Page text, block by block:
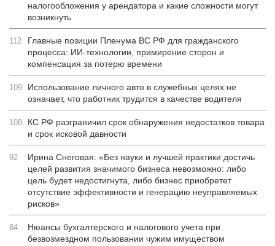
налогообложения у арендатора и какие сложности могут
возникнуть
112
Главные позиции Пленума ВС РФ для гражданского
процесса: ИИ-технологии, примирение сторон и
компенсация за потерю времени
109
Использование личного авто в служебных целях не
означает, что работник трудится в качестве водителя
108
КС РФ разграничил срок обнаружения недостатков товара
и срок исковой давности
92
Ирина Снеговая: «Без науки и лучшей практики достичь
целей развития значимого бизнеса невозможно: либо
цель будет недостигнута, либо бизнес приобретет
отсутствие эффективности и генерацию неуправляемых
рисков»
84
Нюансы бухгалтерского и налогового учета при
безвозмездном пользовании чужим имуществом